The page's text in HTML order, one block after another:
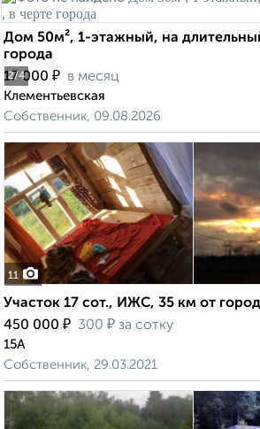
2/4
Дом 50м², 1-этажный, на
города
17 000 ₽ в месяц
Клементьевская
Собственник, 09.08.2026
11
Участок 17 сот., ИЖС, 35 км от
450 000 ₽ 300 ₽ за сотку
15А
Собственник, 29.03.2021